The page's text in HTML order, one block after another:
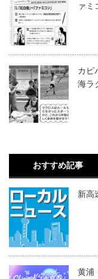
ァミ
カピ
海ラ
おすすめ記事
新高
黄浦